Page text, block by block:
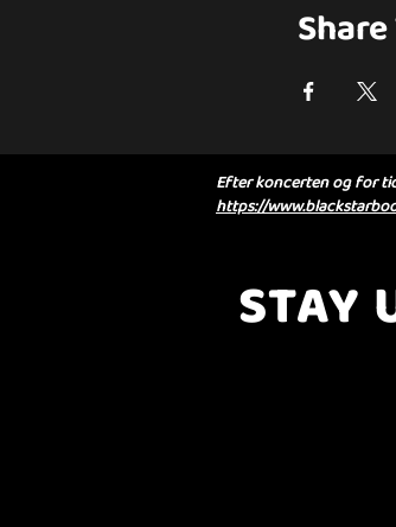
Efter koncerten og for
https://
STAY